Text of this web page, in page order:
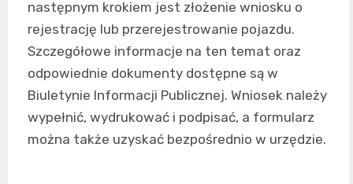
następnym krokiem jest złożenie wniosku o
rejestrację lub przerejestrowanie pojazdu.
Szczegółowe informacje na ten temat oraz
odpowiednie dokumenty dostępne są w
Biuletynie Informacji Publicznej. Wniosek należy
wypełnić, wydrukować i podpisać, a formularz
można także uzyskać bezpośrednio w urzędzie.